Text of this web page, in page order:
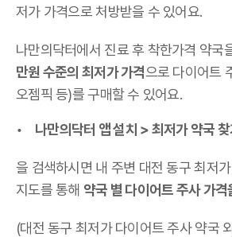
저가 가격으로 처방받을 수 있어요.
나만의닥터에서 진료 후 착한가격 약국
만원 수준의 최저가 가격으로 다이어트
오젬픽 등)를 구매할 수 있어요.
나만의닥터 앱 설치 > 최저가 약국
을 검색하시면 내 주변 대전 동구 최저
지도를 통해 약국 별 다이어트 주사 가격
(대전 동구 최저가 다이어트 주사 약국